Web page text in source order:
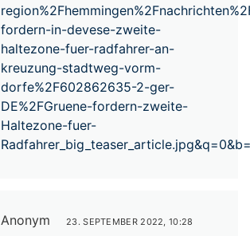
fordern-in-devese-zweite-
haltezone-fuer-radfahrer-an-
kreuzung-stadtweg-vorm-
dorfe%2F602862635-2-ger-
DE%2FGruene-fordern-zweite-
Haltezone-fuer-
Anonym 23. SEPTEMBER 2022, 10:28